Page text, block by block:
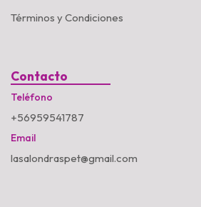
Términos y Condiciones
Contacto
Teléfono
+56959541787
Email
lasalondraspet@gmail.com